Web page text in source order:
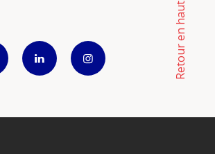
Retour en haut